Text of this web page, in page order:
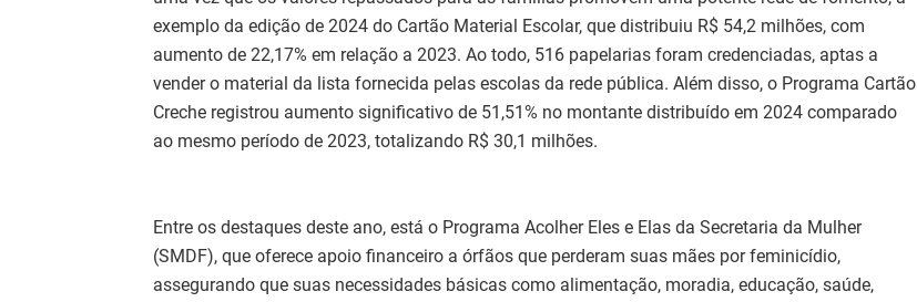
exemplo da edição de 2024 do Cartão Material Escolar, que distribuiu R$ 54,2 milhões, com
aumento de 22,17% em relação a 2023. Ao todo, 516 papelarias foram credenciadas, aptas a
vender o material da lista fornecida pelas escolas da rede pública. Além disso, o Programa Cartão
Creche registrou aumento significativo de 51,51% no montante distribuído em 2024 comparado
ao mesmo período de 2023, totalizando R$ 30,1 milhões.
Entre os destaques deste ano, está o Programa Acolher Eles e Elas da Secretaria da Mulher
(SMDF), que oferece apoio financeiro a órfãos que perderam suas mães por feminicídio,
assegurando que suas necessidades básicas como alimentação, moradia, educação, saúde,